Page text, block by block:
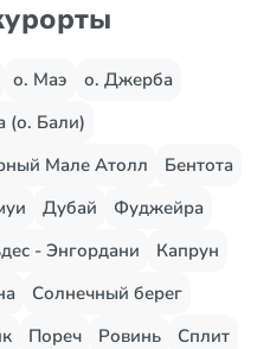
о. Маэ
о. Джерба
(о. Бали)
Мале Атолл
Бентота
Дубай
Фуджейра
- Энгордани
Капрун
Солнечный берег
Пореч Ровинь
Сплит